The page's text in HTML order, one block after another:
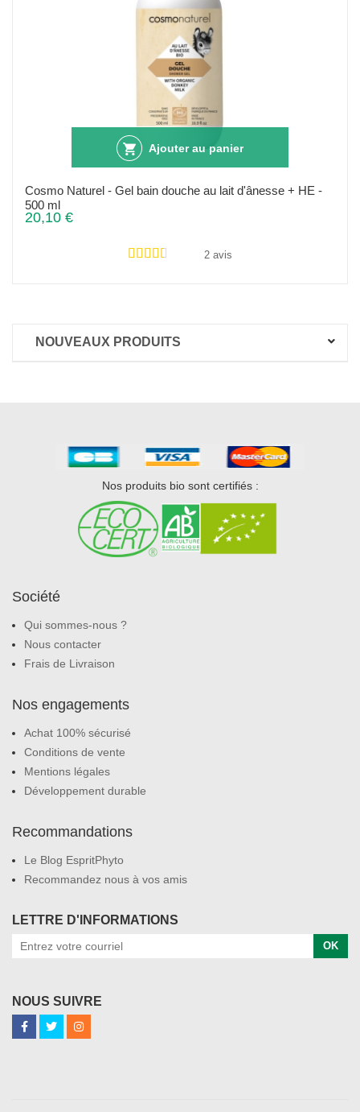
Ajouter au panier
Cosmo Naturel - Gel bain douche au lait d'ânesse + HE -
500 ml
20,10 €
2 avis
NOUVEAUX PRODUITS
Nos produits bio sont certifiés :
Société
Qui sommes-nous ?
Nous contacter
Frais de Livraison
Nos engagements
Achat 100% sécurisé
Conditions de vente
Mentions légales
Développement durable
Recommandations
Le Blog EspritPhyto
Recommandez nous à vos amis
LETTRE D'INFORMATIONS
OK
NOUS SUIVRE